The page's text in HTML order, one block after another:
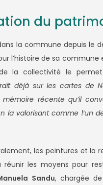
du
la commune depuis le
l’histoire de sa commune
la collectivité le
déjà sur les cartes de
récente qu’il
la valorisant comme l’un
les peintures et la
réunir les moyens pour
Sandu, chargée